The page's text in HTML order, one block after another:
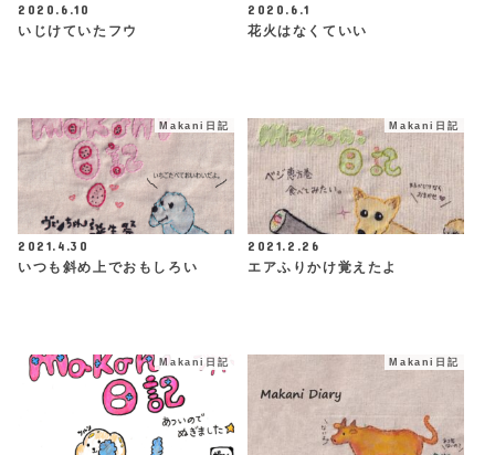
2020.6.10
いじけていたフウ
2020.6.1
花火はなくていい
Makani日記
2021.4.30
いつも斜め上でおもしろい
Makani日記
2021.2.26
エアふりかけ覚えたよ
Makani日記 Makani日記